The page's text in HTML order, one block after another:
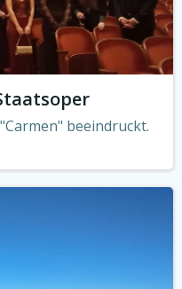
beeindruckt.